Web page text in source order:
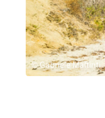
© Gabriele Maltinti